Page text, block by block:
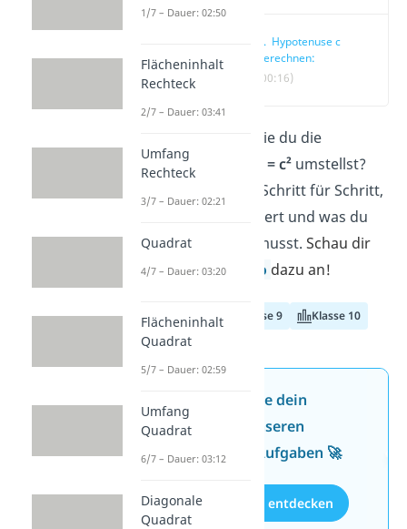
1. Hypotenuse c
berechnen:
(00:16)
Du fragst dich, wie du die
Gleichung
a² + b² = c² umstellst?
Hier erfährst du Schritt für Schritt,
wie das funktioniert und was du
dabei beachten musst. Schau dir
auch unser Video dazu an!
Klasse 8 Klasse 9 Klasse 10
Jetzt neu: Teste dein
Wissen mit unseren
kostenlosen Aufgaben 🚀
Aufgaben entdecken
1/7 – Dauer: 02:50
Flächeninhalt
Rechteck
2/7 – Dauer: 03:41
Umfang
Rechteck
3/7 – Dauer: 02:21
Quadrat
4/7 – Dauer: 03:20
Flächeninhalt
Quadrat
5/7 – Dauer: 02:59
Umfang
Quadrat
6/7 – Dauer: 03:12
Diagonale
Quadrat